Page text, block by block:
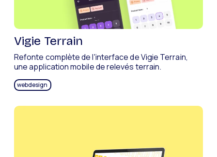
Vigie Terrain
Refonte complète de l'interface de Vigie Terrain,
une application mobile de relevés terrain.
webdesign